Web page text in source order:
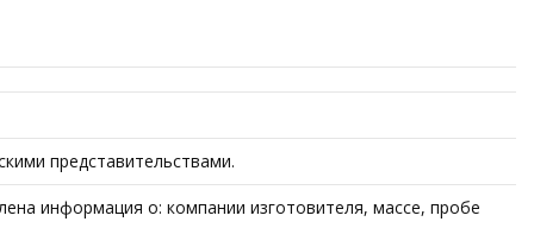
представительствами.
информация о: компании изготовителя, массе, пробе